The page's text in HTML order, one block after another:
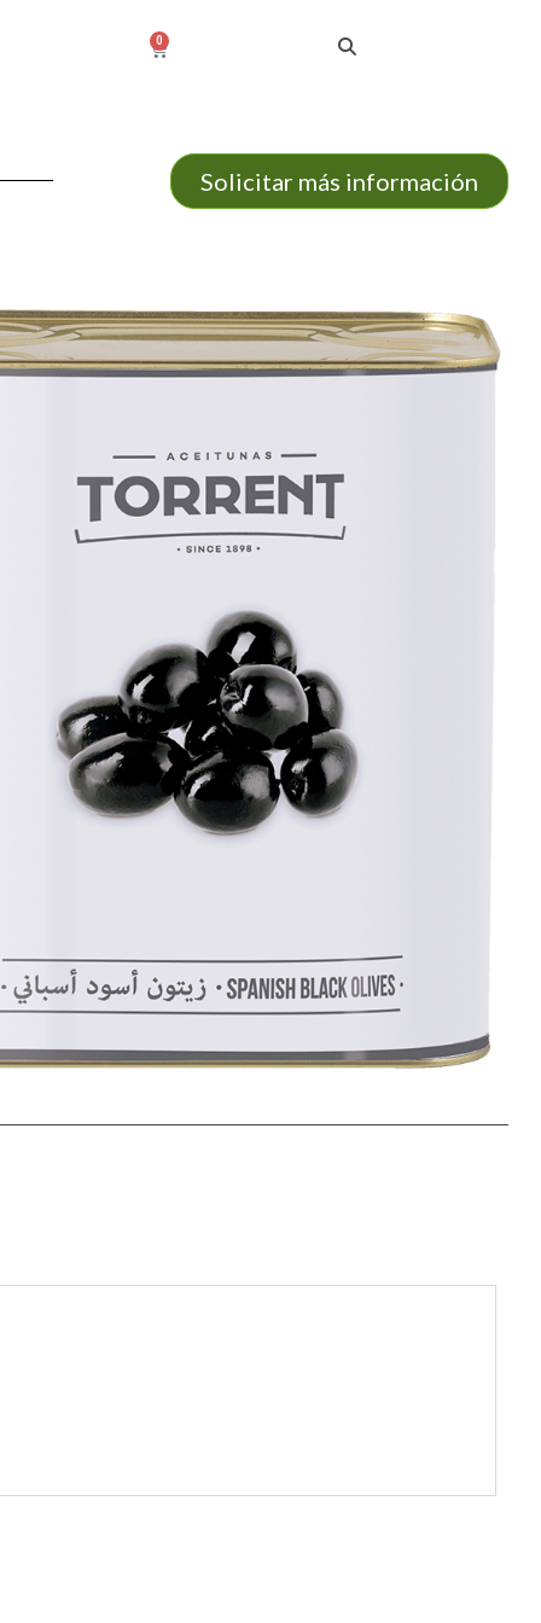
0
Solicitar más información